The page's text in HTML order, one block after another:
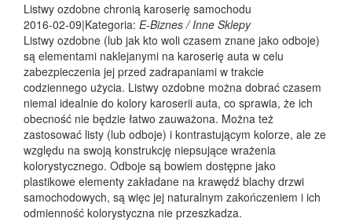
Listwy ozdobne chronią karoserię samochodu
2016-02-09|Kategoria: E-Biznes / Inne Sklepy
Listwy ozdobne (lub jak kto woli czasem znane jako odboje)
są elementami naklejanymi na karoserię auta w celu
zabezpieczenia jej przed zadrapaniami w trakcie
codziennego użycia. Listwy ozdobne można dobrać czasem
niemal idealnie do kolory karoserii auta, co sprawia, że ich
obecność nie będzie łatwo zauważona. Można też
zastosować listy (lub odboje) i kontrastującym kolorze, ale ze
względu na swoją konstrukcję niepsujące wrażenia
kolorystycznego. Odboje są bowiem dostępne jako
plastikowe elementy zakładane na krawędź blachy drzwi
samochodowych, są więc jej naturalnym zakończeniem i ich
odmienność kolorystyczna nie przeszkadza.